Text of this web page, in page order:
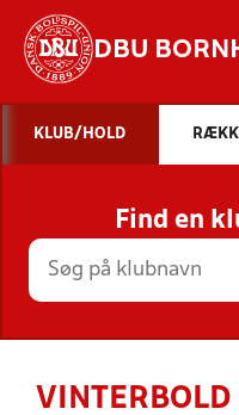
DBU
STILLINGER,
KLUB/HOLD
Find en
VINTERBOLD